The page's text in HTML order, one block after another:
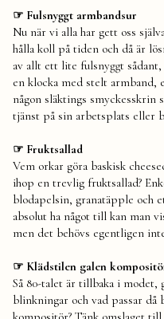
☞ Fulsnyggt armbandsur
Nu när vi alla har gett oss
hålla koll på tiden och då är
av allt ett lite fulsnyggt
en klocka med stelt armband,
någon släktings smyckesskrin
tjänst på sin arbetsplats eller
☞ Fruktsallad
Vem orkar göra baskisk
ihop en trevlig fruktsallad?
blodapelsin, granatäpple och
absolut ha något till kan man
men det behövs egentligen
☞ Klädstilen galen
Så 80-talet är tillbaka i modet,
blinkningar och vad passar då